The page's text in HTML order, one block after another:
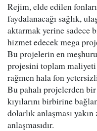
Rejim, elde edilen
faydalanacağı sağlık,
aktarmak yerine sadece
hizmet edecek mega
Bu projelerin en
projesini toplam maliyeti
rağmen hala fon
Bu pahalı projelerden
kıyılarını birbirine
dolarlık anlaşması
anlaşmasıdır.